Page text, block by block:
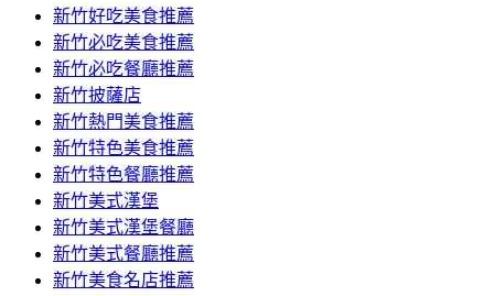
新竹好吃美食推薦
新竹必吃美食推薦
新竹必吃餐廳推薦
新竹披薩店
新竹熱門美食推薦
新竹特色美食推薦
新竹特色餐廳推薦
新竹美式漢堡
新竹美式漢堡餐廳
新竹美式餐廳推薦
新竹美食名店推薦